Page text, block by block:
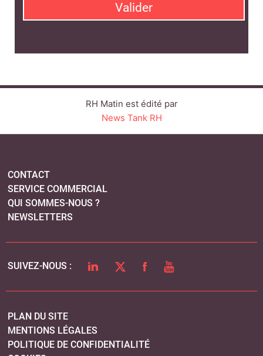
Valider
RH Matin est édité par
News Tank RH
CONTACT
SERVICE COMMERCIAL
QUI SOMMES-NOUS ?
NEWSLETTERS
SUIVEZ-NOUS : LINKEDINTWITTERFACEBOOK
YOUTUBE
PLAN DU SITE
MENTIONS LÉGALES
POLITIQUE DE CONFIDENTIALITÉ